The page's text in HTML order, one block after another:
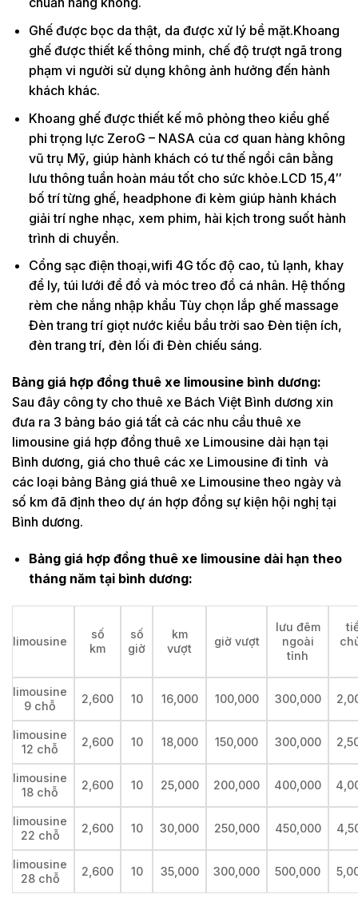
Ghế được bọc da thật, da được xử lý bề mặt.Khoang
ghế được thiết kế thông minh, chế độ trượt ngã trong
phạm vi người sử dụng không ảnh hưởng đến hành
khách khác.
Khoang ghế được thiết kế mô phỏng theo kiểu ghế
phi trọng lực ZeroG – NASA của cơ quan hàng không
vũ trụ Mỹ, giúp hành khách có tư thế ngồi cân bằng
lưu thông tuần hoàn máu tốt cho sức khỏe.LCD 15,4″
bố trí từng ghế, headphone đi kèm giúp hành khách
giải trí nghe nhạc, xem phim, hài kịch trong suốt hành
trình di chuyển.
Cổng sạc điện thoại,wifi 4G tốc độ cao, tủ lạnh, khay
để ly, túi lưới để đồ và móc treo đồ cá nhân. Hệ thống
rèm che nắng nhập khẩu Tùy chọn lắp ghế massage
Đèn trang trí giọt nước kiểu bầu trời sao Đèn tiện ích,
đèn trang trí, đèn lối đi Đèn chiếu sáng.
Bảng giá hợp đồng thuê xe limousine bình dương:
Sau đây công ty cho thuê xe Bách Việt Bình dương xin
đưa ra 3 bảng báo giá tất cả các nhu cầu thuê xe
limousine giá hợp đồng thuê xe Limousine dài hạn tại
Bình dương, giá cho thuê các xe Limousine đi tỉnh và
các loại bảng Bảng giá thuê xe Limousine theo ngày và
số km đã định theo dự án hợp đồng sự kiện hội nghị tại
Bình dương.
Bảng giá hợp đồng thuê xe limousine dài hạn theo
tháng năm tại bình dương:
limousine
số
km
số
giờ
km
vượt
giờ vượt
lưu đêm
ngoài
tỉnh
limousine
9 chỗ
2,600 10 16,000 100,000 300,000
limousine
12 chỗ
2,600 10 18,000 150,000 300,000
limousine
18 chỗ
2,600 10 25,000 200,000 400,000
limousine
22 chỗ
2,600 10 30,000 250,000 450,000
limousine
28 chỗ
2,600 10 35,000 300,000 500,000